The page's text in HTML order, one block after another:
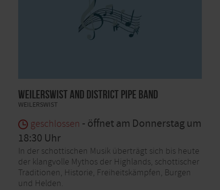
Weilerswist and District Pipe Band
WEILERSWIST
geschlossen - öffnet am Donnerstag um
18:30 Uhr
In der schottischen Musik überträgt sich bis heute
der klangvolle Mythos der Highlands, schottischer
Traditionen, Historie, Freiheitskämpfen, Burgen
und Helden.